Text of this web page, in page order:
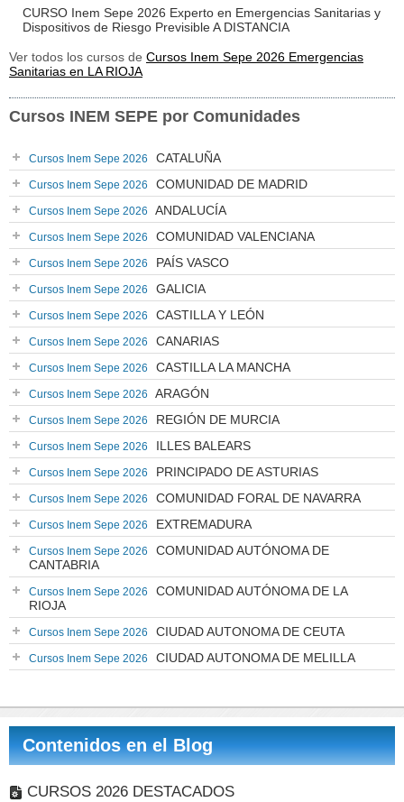
CURSO Inem Sepe 2026 Experto en Emergencias Sanitarias y
Dispositivos de Riesgo Previsible A DISTANCIA
Ver todos los cursos de Cursos Inem Sepe 2026 Emergencias
Sanitarias en LA RIOJA
Cursos INEM SEPE por Comunidades
Cursos Inem Sepe 2026 CATALUÑA
Cursos Inem Sepe 2026 COMUNIDAD DE MADRID
Cursos Inem Sepe 2026 ANDALUCÍA
Cursos Inem Sepe 2026 COMUNIDAD VALENCIANA
Cursos Inem Sepe 2026 PAÍS VASCO
Cursos Inem Sepe 2026 GALICIA
Cursos Inem Sepe 2026 CASTILLA Y LEÓN
Cursos Inem Sepe 2026 CANARIAS
Cursos Inem Sepe 2026 CASTILLA LA MANCHA
Cursos Inem Sepe 2026 ARAGÓN
Cursos Inem Sepe 2026 REGIÓN DE MURCIA
Cursos Inem Sepe 2026 ILLES BALEARS
Cursos Inem Sepe 2026 PRINCIPADO DE ASTURIAS
Cursos Inem Sepe 2026 COMUNIDAD FORAL DE NAVARRA
Cursos Inem Sepe 2026 EXTREMADURA
Cursos Inem Sepe 2026
COMUNIDAD AUTÓNOMA DE
CANTABRIA
Cursos Inem Sepe 2026
COMUNIDAD AUTÓNOMA DE LA
RIOJA
Cursos Inem Sepe 2026 CIUDAD AUTONOMA DE CEUTA
Cursos Inem Sepe 2026 CIUDAD AUTONOMA DE MELILLA
Contenidos en el Blog
CURSOS 2026 DESTACADOS